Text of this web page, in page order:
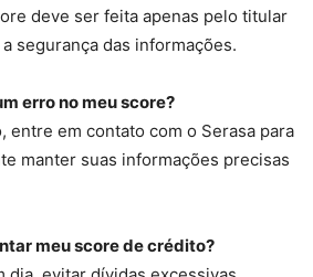
deve ser feita apenas pelo titular
segurança das informações.
erro no meu score?
entre em contato com o Serasa para
manter suas informações precisas
meu score de crédito?